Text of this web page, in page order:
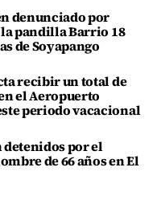
denunciado por
pandilla Barrio 18
de Soyapango
recibir un total de
el Aeropuerto
periodo vacacional
detenidos por el
de 66 años en El